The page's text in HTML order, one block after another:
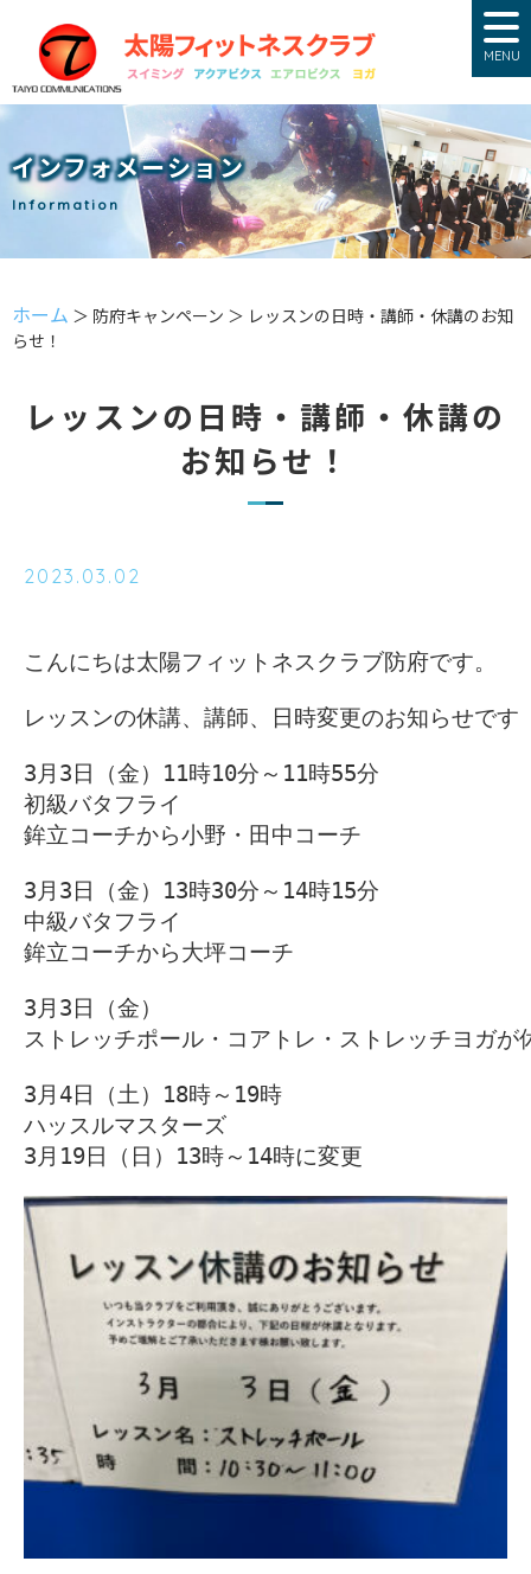
MENU
インフォメーション
Information
ホーム ＞ 防府キャンペーン ＞ レッスンの日時・講師・休講のお知
らせ！
レッスンの日時・講師・休講の
お知らせ！
2023.03.02
こんにちは太陽フィットネスクラブ防府です。
レッスンの休講、講師、日時変更のお知らせです
3月3日（金）11時10分～11時55分
初級バタフライ
鉾立コーチから小野・田中コーチ
3月3日（金）13時30分～14時15分
中級バタフライ
鉾立コーチから大坪コーチ
3月3日（金）
ストレッチポール・コアトレ・ストレッチヨガが
3月4日（土）18時～19時
ハッスルマスターズ